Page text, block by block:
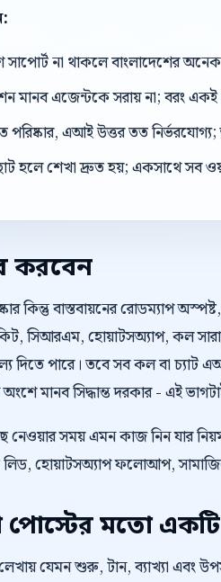
সাপোর্ট না থাকলে বাংলাদেশের
মানব এজেন্টকে সরায় না; বরং একই
এআই উত্তর তত
হলে শেখা দ্রুত হয়; একসাথে সব
করবেন
কিন্তু বাস্তবায়নের রোডম্যাপ
সিআরএম, হোয়াটসঅ্যাপ, কল
দিতে পারে। তবে সব কল বা
মানব সিদ্ধান্ত দরকার - এই
নেওয়ার সময় এমন কাজ নিন যার
হোয়াটসঅ্যাপ ফলোআপ,
মতো একটি
যেমন শুরু, টান, ব্যাখ্যা এবং